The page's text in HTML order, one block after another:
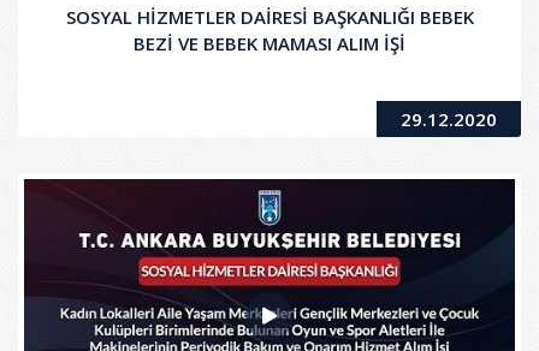
SOSYAL HİZMETLER DAİRESİ BAŞKANLIĞI BEBEK
BEZİ VE BEBEK MAMASI ALIM İŞİ
29.12.2020